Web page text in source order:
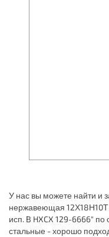
У нас вы можете найти и
нержавеющая 12Х18Н10Т
исп. B HXCX 129-6666"
стальные - хорошо